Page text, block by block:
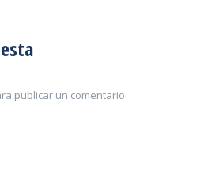
publicar un comentario.